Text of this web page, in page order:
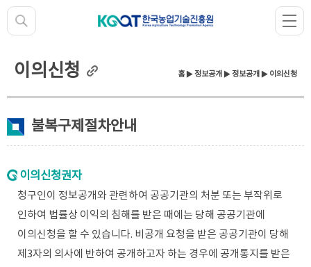
이의신청 홈▶정보공개 ▶정보공개 ▶ 이의신청
불복구제절차안내
이의신청권자
청구인이 정보공개와 관련하여 공공기관의 처분 또는 부작위로
인하여 법률상 이익의 침해를 받은 때에는 당해 공공기관에
이의신청을 할 수 있습니다. 비공개 요청을 받은 공공기관이 당해
제3자의 의사에 반하여 공개하고자 하는 경우에 공개통지를 받은